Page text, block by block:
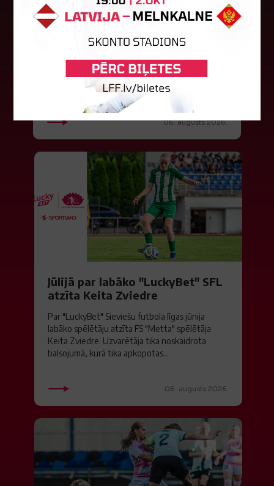
"Riga FC" iegūst handikapu, RFS
būs jāatspēlējas
Konferences līgas kvalifikācijas trešajā kārtā
aizvadīja divi Latvijas klubi. FC RFS izbraukumā ar
0:2 zaudēja Čehijas "Jablonec"...
06. augusts 2026.
Jūlijā par labāko "LuckyBet" SFL
atzīta Keita Zviedre
Par "LuckyBet" Sieviešu futbola līgas jūnija
labāko spēlētāju atzīta FS "Metta" spēlētāja
Keita Zviedre. Uzvarētāja tika noskaidrota
balsojumā, kurā tika apkopotas...
06. augusts 2026.